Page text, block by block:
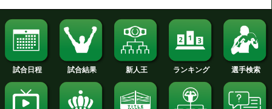
2016年
2015年